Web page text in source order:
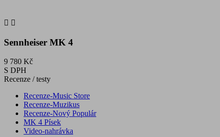
 
Sennheiser MK 4
9 780 Kč
S DPH
Recenze / testy
Recenze-Music Store
Recenze-Muzikus
Recenze-Nový Populár
MK 4 Písek
Video-nahrávka